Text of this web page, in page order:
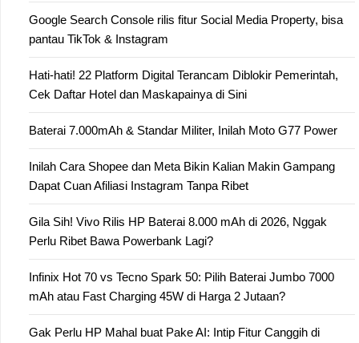
Google Search Console rilis fitur Social Media Property, bisa
pantau TikTok & Instagram
Hati-hati! 22 Platform Digital Terancam Diblokir Pemerintah,
Cek Daftar Hotel dan Maskapainya di Sini
Baterai 7.000mAh & Standar Militer, Inilah Moto G77 Power
Inilah Cara Shopee dan Meta Bikin Kalian Makin Gampang
Dapat Cuan Afiliasi Instagram Tanpa Ribet
Gila Sih! Vivo Rilis HP Baterai 8.000 mAh di 2026, Nggak
Perlu Ribet Bawa Powerbank Lagi?
Infinix Hot 70 vs Tecno Spark 50: Pilih Baterai Jumbo 7000
mAh atau Fast Charging 45W di Harga 2 Jutaan?
Gak Perlu HP Mahal buat Pake AI: Intip Fitur Canggih di